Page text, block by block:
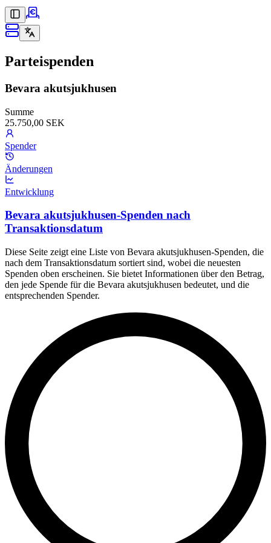
Parteispenden
Bevara akutsjukhusen
Summe
25.750,00 SEK
Spender
Änderungen
Entwicklung
Bevara akutsjukhusen-Spenden nach
Transaktionsdatum
Diese Seite zeigt eine Liste von Bevara akutsjukhusen-Spenden, die
nach dem Transaktionsdatum sortiert sind, wobei die neuesten
Spenden oben erscheinen. Sie bietet Informationen über den Betrag,
den jede Spende für die Bevara akutsjukhusen bedeutet, und die
entsprechenden Spender.